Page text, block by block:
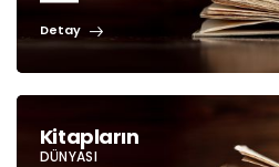
Detay
Kitapların
DÜNYASI